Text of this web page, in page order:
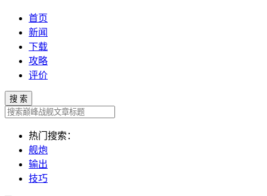
首页
新闻
下载
攻略
评价
搜 索
热门搜索：
舰炮
输出
技巧